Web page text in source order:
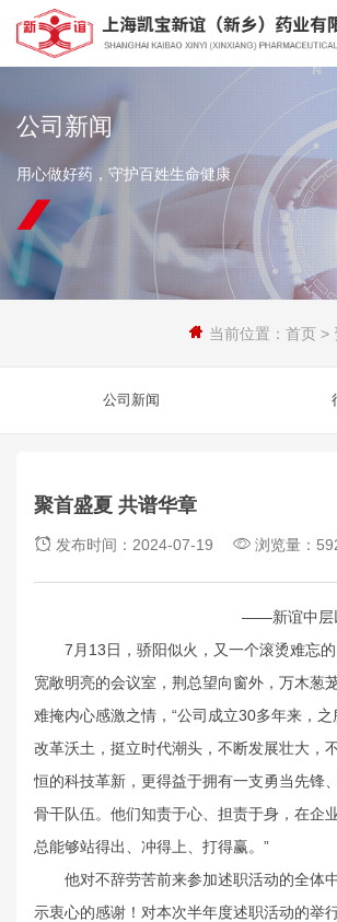
公司新闻
用心做好药，守护百姓生命健康
当前位置： 首页 >
公司新闻
聚首盛夏 共谱华章
发布时间：2024-07-19 浏览量：
——新谊中层以
7月13日，骄阳似火，又一个滚烫难忘的
宽敞明亮的会议室，荆总望向窗外，万木葱
难掩内心感激之情，“公司成立30多年来，
改革沃土，挺立时代潮头，不断发展壮大，
恒的科技革新，更得益于拥有一支勇当先锋
骨干队伍。他们知责于心、担责于身，在企
总能够站得出、冲得上、打得赢。”
他对不辞劳苦前来参加述职活动的全体
示衷心的感谢！对本次半年度述职活动的举